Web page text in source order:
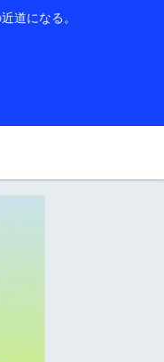
道になる。